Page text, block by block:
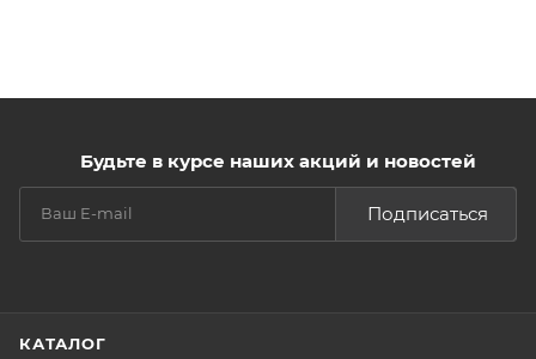
Будьте в курсе наших акций и новостей
Подписаться
КАТАЛОГ